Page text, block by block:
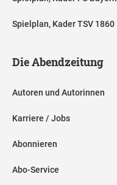
Spielplan, Kader TSV 1860
Die Abendzeitung
Autoren und Autorinnen
Karriere / Jobs
Abonnieren
Abo-Service